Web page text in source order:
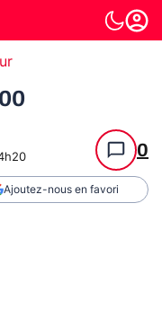
0
Ajoutez-nous en favori